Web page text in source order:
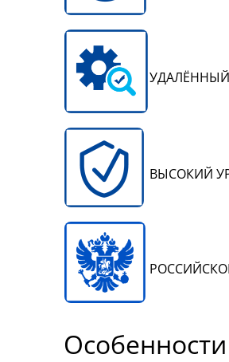
ВЫСОКИЙ